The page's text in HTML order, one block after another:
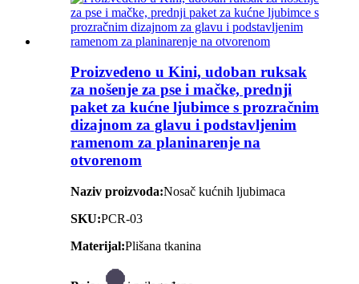
Proizvedeno u Kini, udoban ruksak
za nošenje za pse i mačke, prednji
paket za kućne ljubimce s prozračnim
dizajnom za glavu i podstavljenim
ramenom za planinarenje na
otvorenom
Naziv proizvoda:Nosač kućnih ljubimaca
SKU:PCR-03
Materijal:Plišana tkanina